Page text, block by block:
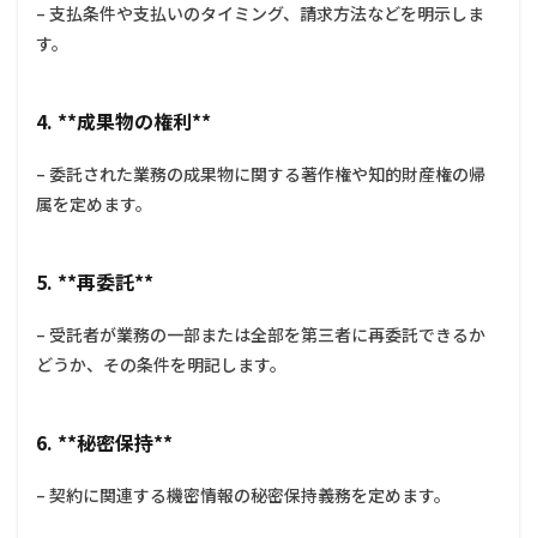
– 支払条件や支払いのタイミング、請求方法などを明示しま
す。
4. **成果物の権利**
– 委託された業務の成果物に関する著作権や知的財産権の帰
属を定めます。
5. **再委託**
– 受託者が業務の一部または全部を第三者に再委託できるか
どうか、その条件を明記します。
6. **秘密保持**
– 契約に関連する機密情報の秘密保持義務を定めます。